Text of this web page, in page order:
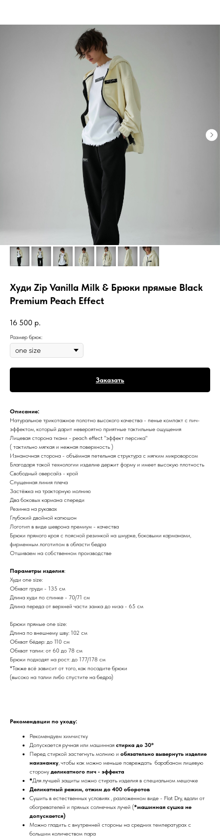
Худи Zip Vanilla Milk & Брюки прямые Black
Premium Peach Effect
16 500 р.
Размер брюк:
Заказать
Описание:
Натуральное трикотажное полотно высокого качества - пенье компакт с пич-
эффектом, который дарит невероятно приятные тактильные ощущения
Лицевая сторона ткани - peach effect "эффект персика"
( тактильно мягкая и нежная поверхность )
Изнаночная сторона - объёмная петельная структура с мягким микроворсом
Благодаря такой технологии изделие держит форму и имеет высокую плотность
Свободный оверсайз - крой
Спущенная линия плеча
Застёжка на тракторную молнию
Два боковых кармана спереди
Резинка на рукавах
Глубокий двойной капюшон
Логотип в виде шеврона премиум - качества
Брюки прямого кроя с поясной резинкой на шнурке, боковыми карманами,
фирменным логотипом в области бедра
Отшиваем на собственном производстве
Параметры изделия:
Худи one size:
Обхват груди - 135 см
Длина худи по спинке - 70/71 см
Длина переда от верхней части замка до низа - 65 см
Брюки прямые one size:
Длина по внешнему шву: 102 см
Обхват бёдер: до 110 см
Обхват талии: от 60 до 78 см
Брюки подходят на рост: до 177/178 см
*Также всё зависит от того, как посадите брюки
(высоко на талии либо спустите на бедра)
Рекомендации по уходу:
Рекомендуем химчистку
Допускается ручная или машинная стирка до 30°
Перед стиркой застегнуть молнию и обязательно вывернуть изделие
наизнанку, чтобы как можно меньше повреждать барабаном лицевую
сторону деликатного пич - эффекта
*Для лучшей защиты можно стирать изделия в специальном мешочке
Деликатный режим, отжим до 400 оборотов
Сушить в естественных условиях , разложенном виде - Flat Dry, вдали от
обогревателей и прямых солнечных лучей (*машинная сушка не
допускается)
Можно гладить с внутренней стороны на средних температурах с
большим количеством пара